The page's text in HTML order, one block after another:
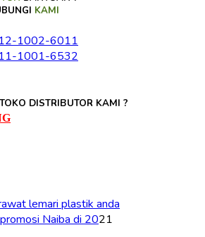
KAMI
1002-6011
1001-6532
DISTRIBUTOR KAMI ?
lemari plastik anda
Naiba di 2021